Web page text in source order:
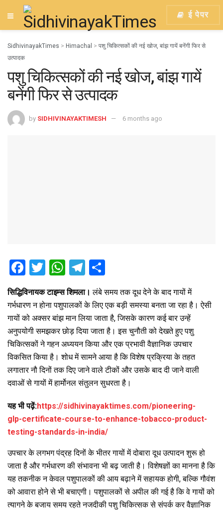
ई पेपर
SidhivinayakTimes > Himachal > पशु चिकित्सकों की नई खोज, बांझ गायें बनेंगी फिर से
उत्पादक
पशु चिकित्सकों की नई खोज, बांझ गायें
बनेंगी फिर से उत्पादक
by SIDHIVINAYAKTIMESH 6 months ago
F
a
ce
b
o
o
k
T
tt
er
W
h
at
s
A
p
p
T
e
gr
a
m
ar
e
सिद्धिविनायक टाइम्स शिमला।लंबे समय तक दूध देने के बाद गायों में
गर्भधारण न होना पशुपालकों के लिए एक बड़ी समस्या बनता जा रहा है। ऐसी
गायों को अक्सर बांझ मान लिया जाता है, जिसके कारण कई बार उन्हें
अनुपयोगी समझकर छोड़ दिया जाता है। इस चुनौती को देखते हुए पशु
चिकित्सकों ने गहन अध्ययन किया और एक प्रभावी वैज्ञानिक उपचार
विकसित किया है। शोध में सामने आया है कि विशेष प्रक्रिया के तहत
लगातार नौ दिनों तक दिए जाने वाले टीकों और उसके बाद दी जाने वाली
दवाओं से गायों में हार्मोनल संतुलन सुधरता है।
यह भी पढ़ें:https://sidhivinayaktimes.com/pioneering-
glp-certificate-course-to-enhance-tobacco-product-
testing-standards-in-india/
उपचार के लगभग पंद्रह दिनों के भीतर गायों में दोबारा दूध उत्पादन शुरू हो
जाता है और गर्भधारण की संभावना भी बढ़ जाती है। विशेषज्ञों का मानना है कि
यह तकनीक न केवल पशुपालकों की आय बढ़ाने में सहायक होगी, बल्कि गौवंश
को आवारा होने से भी बचाएगी। पशुपालकों से अपील की गई है कि वे गायों को
त्यागने के बजाय समय रहते नजदीकी पशु चिकित्सक से संपर्क कर वैज्ञानिक